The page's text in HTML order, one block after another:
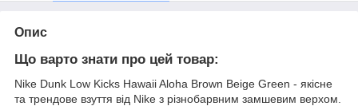
Опис
Що варто знати про цей товар:
Nike Dunk Low Kicks Hawaii Aloha Brown Beige Green - якісне
та трендове взуття від Nike з різнобарвним замшевим верхом.